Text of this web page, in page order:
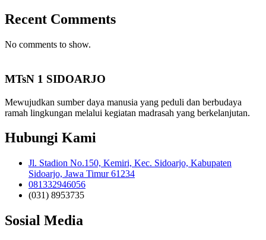
Recent Comments
No comments to show.
MTsN 1 SIDOARJO
Mewujudkan sumber daya manusia yang peduli dan berbudaya
ramah lingkungan melalui kegiatan madrasah yang berkelanjutan.
Hubungi Kami
Jl. Stadion No.150, Kemiri, Kec. Sidoarjo, Kabupaten
Sidoarjo, Jawa Timur 61234
081332946056
(031) 8953735
Sosial Media